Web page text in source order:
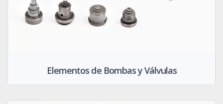
Elementos de Bombas y Válvulas